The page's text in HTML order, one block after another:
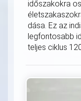
időszakokra
dása. Ez az
legfontosabb
teljes ciklus